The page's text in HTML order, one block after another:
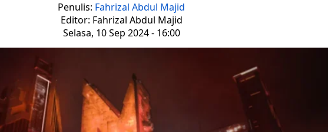
Penulis: Fahrizal Abdul Majid
Editor: Fahrizal Abdul Majid
Selasa, 10 Sep 2024 - 16:00